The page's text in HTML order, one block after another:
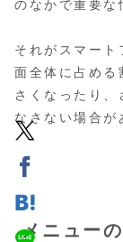
のなかで重要な
それがスマート
面全体に占める
さくなったり
なさない場合が
メニュー